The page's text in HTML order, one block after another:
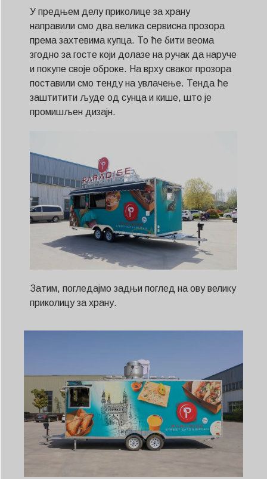
У предњем делу приколице за храну
направили смо два велика сервисна прозора
према захтевима купца. То ће бити веома
згодно за госте који долазе на ручак да наруче
и покупе своје оброке. На врху сваког прозора
поставили смо тенду на увлачење. Тенда ће
заштитити људе од сунца и кише, што је
промишљен дизајн.
Затим, погледајмо задњи поглед на ову велику
приколицу за храну.